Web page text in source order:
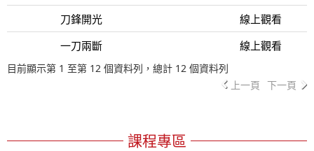
刀鋒開光
線上觀看
一刀兩斷
線上觀看
目前顯示第 1 至第 12 個資料列，總計 12 個資料列
上一頁 下一頁
課程專區